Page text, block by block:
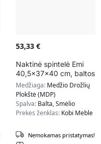
53,33 €
Naktinė spintelė Emi
40,5x37x40 cm, baltos
/ tamsiai pilkos spalvos
Medžiaga: Medžio Drožlių
Plokštė (MDP)
Spalva: Balta, Smėlio
Prekės ženklas: Kobi Meble
Nemokamas pristatymas!